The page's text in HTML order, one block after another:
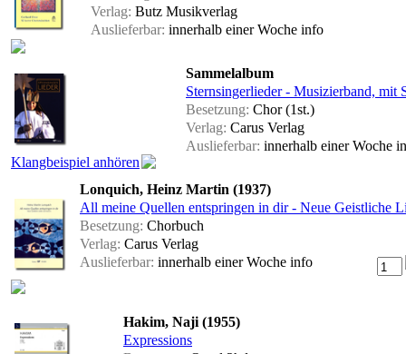
Verlag: Butz Musikverlag
Auslieferbar: innerhalb einer Woche info
Klangbeispiel anhören
Sammelalbum
Sternsingerlieder - Musizierband, mit
Besetzung: Chor (1st.)
Verlag: Carus Verlag
Auslieferbar: innerhalb einer Woche
Lonquich, Heinz Martin (1937)
All meine Quellen entspringen in dir - Neue Geistliche
Besetzung: Chorbuch
Verlag: Carus Verlag
Auslieferbar: innerhalb einer Woche info
Hakim, Naji (1955)
Expressions